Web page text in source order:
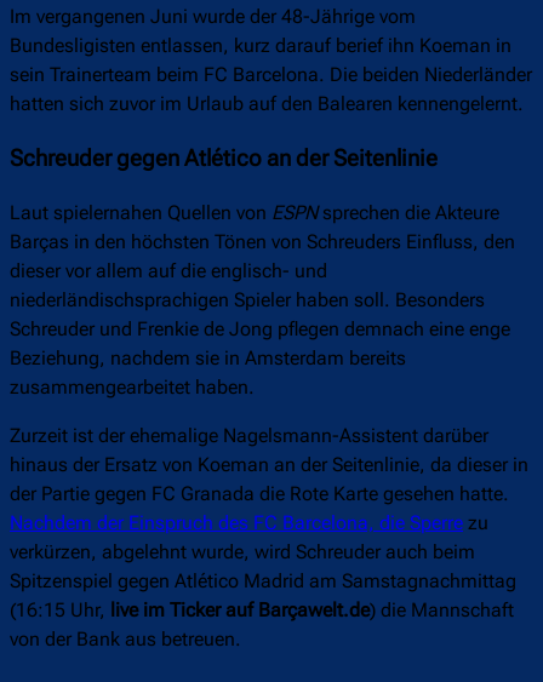
Im vergangenen Juni wurde der 48-Jährige vom
Bundesligisten entlassen, kurz darauf berief ihn Koeman in
sein Trainerteam beim FC Barcelona. Die beiden Niederländer
hatten sich zuvor im Urlaub auf den Balearen kennengelernt.
Schreuder gegen Atlético an der Seitenlinie
Laut spielernahen Quellen von ESPNsprechen die Akteure
Barças in den höchsten Tönen von Schreuders Einfluss, den
dieser vor allem auf die englisch- und
niederländischsprachigen Spieler haben soll. Besonders
Schreuder und Frenkie de Jong pflegen demnach eine enge
Beziehung, nachdem sie in Amsterdam bereits
zusammengearbeitet haben.
Zurzeit ist der ehemalige Nagelsmann-Assistent darüber
hinaus der Ersatz von Koeman an der Seitenlinie, da dieser in
der Partie gegen FC Granada die Rote Karte gesehen hatte.
Nachdem der Einspruch des FC Barcelona, die Sperre zu
verkürzen, abgelehnt wurde, wird Schreuder auch beim
Spitzenspiel gegen Atlético Madrid am Samstagnachmittag
(16:15 Uhr, live im Ticker auf Barçawelt.de) die Mannschaft
von der Bank aus betreuen.